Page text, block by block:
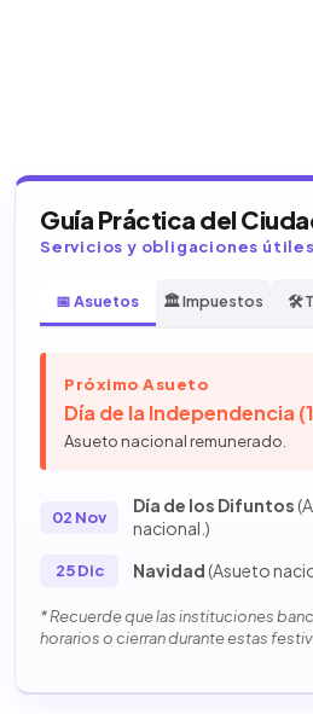
Guía Práctica del
Servicios y obligaciones útiles
📅 Asuetos 🏛️ Impuestos 🛠️
Próximo Asueto
Día de la Independencia
Asueto nacional remunerado.
02 Nov
Día de los Difuntos
nacional.)
25 Dic Navidad(Asueto
* Recuerde que las instituciones
horarios o cierran durante estas